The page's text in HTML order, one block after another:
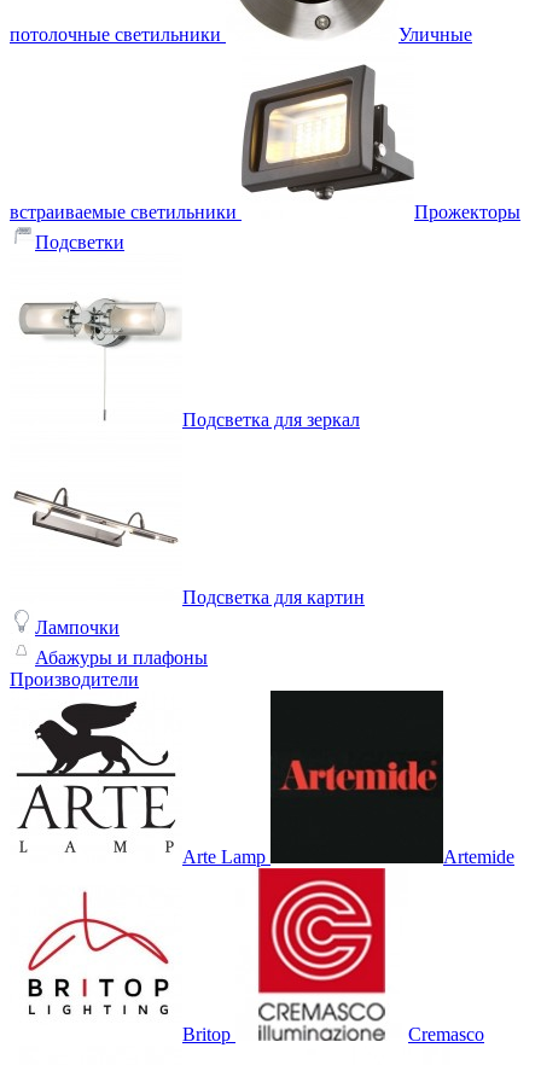
потолочные светильники Уличные
встраиваемые светильники
Прожекторы
Подсветки
Подсветка для зеркал
Подсветка для картин
Лампочки
Абажуры и плафоны
Производители
Arte Lamp Artemide
Britop Cremasco